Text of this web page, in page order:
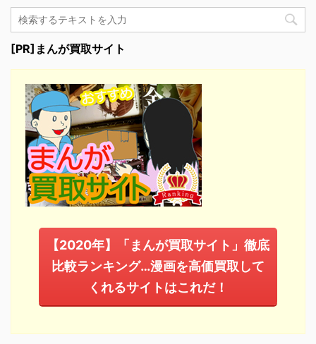
[PR]まんが買取サイト
【2020年】「まんが買取サイト」徹底
比較ランキング…漫画を高価買取して
くれるサイトはこれだ！